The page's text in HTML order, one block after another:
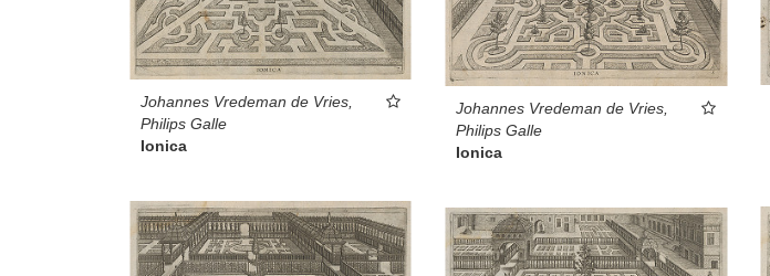
Johannes Vredeman de Vries,
Philips Galle
Ionica
Johannes Vredeman de Vries,
Philips Galle
Ionica